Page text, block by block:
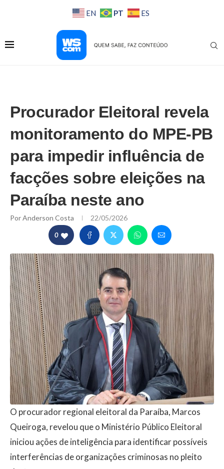
EN PT ES
Procurador Eleitoral revela
monitoramento do MPE-PB
para impedir influência de
facções sobre eleições na
Paraíba neste ano
PorAnderson Costa 22/05/2026
0
O procurador regional eleitoral da Paraíba, Marcos
Queiroga, revelou que o Ministério Público Eleitoral
iniciou ações de inteligência para identificar possíveis
interferências de organizações criminosas no pleito